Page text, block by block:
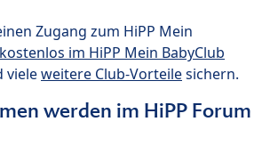
Zugang zum HiPP Mein
im HiPP Mein BabyClub
vieleweitere Club-Vorteilesichern.
werden im HiPP Forum